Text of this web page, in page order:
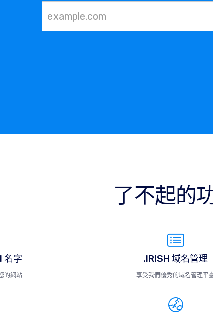
了不起的
名字
的網站
.IRISH 域名管理
享受我們優秀的域名管理平